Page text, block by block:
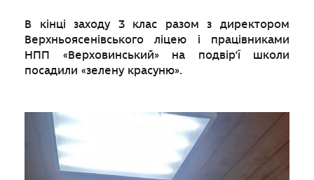
В кінці заходу 3 клас разом з директором
Верхньоясенівського ліцею і працівниками
НПП «Верховинський» на подвір’ї школи
посадили «зелену красуню».